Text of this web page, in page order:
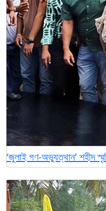
‘জুলাই গণ-অভ্যুত্থান’ শহীদ